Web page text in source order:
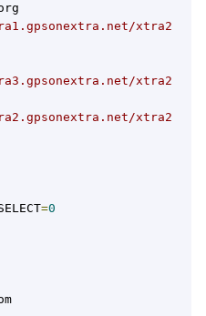
xtra2
xtra2
xtra2
=0